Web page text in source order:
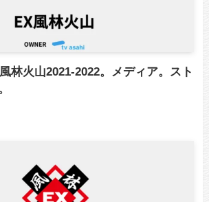
林火山2021-2022。メディア。スト